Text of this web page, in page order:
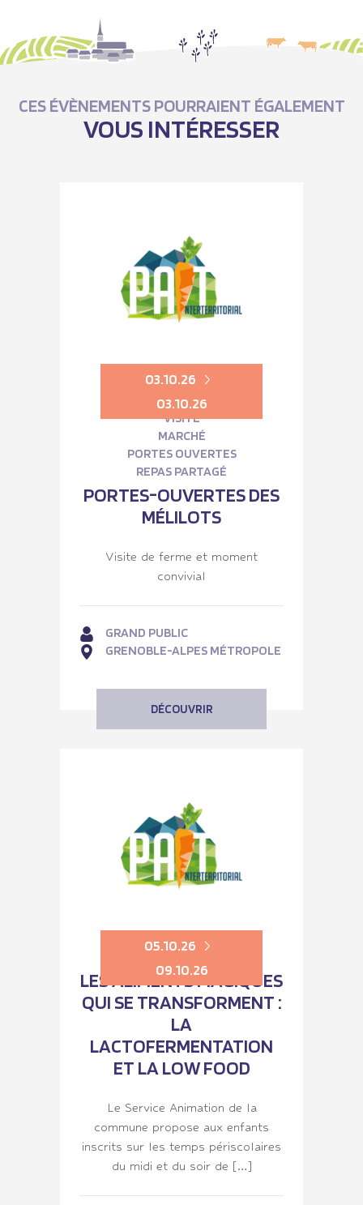
CES ÉVÈNEMENTS POURRAIENT ÉGALEMENT
VOUS INTÉRESSER
03.10.26
03.10.26
VISITE
MARCHÉ
PORTES OUVERTES
REPAS PARTAGÉ
PORTES-OUVERTES DES
MÉLILOTS
Visite de ferme et moment
convivial
GRAND PUBLIC
GRENOBLE-ALPES MÉTROPOLE
DÉCOUVRIR
05.10.26
09.10.26
LES ALIMENTS MAGIQUES
QUI SE TRANSFORMENT :
LA
LACTOFERMENTATION
ET LA LOW FOOD
Le Service Animation de la
commune propose aux enfants
inscrits sur les temps périscolaires
du midi et du soir de […]